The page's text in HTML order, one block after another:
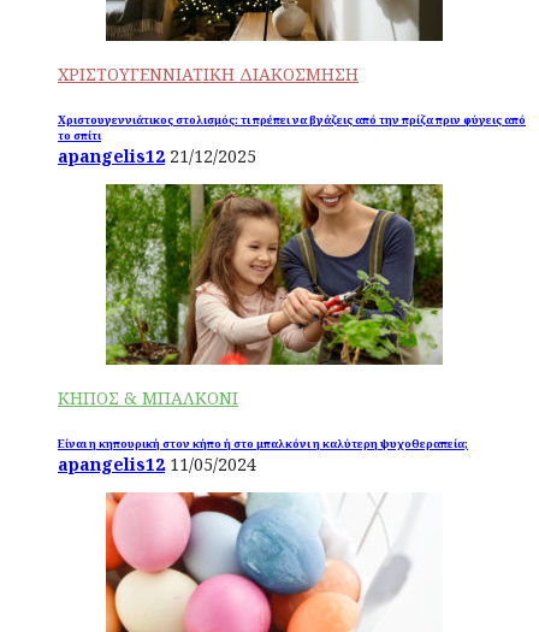
ΧΡΙΣΤΟΥΓΕΝΝΙΑΤΙΚΗ ΔΙΑΚΟΣΜΗΣΗ
Χριστουγεννιάτικος στολισμός: τι πρέπει να βγάζεις από την πρίζα πριν φύγεις από
το σπίτι
apangelis12 21/12/2025
ΚΗΠΟΣ & ΜΠΑΛΚΟΝΙ
Είναι η κηπουρική στον κήπο ή στο μπαλκόνι η καλύτερη ψυχοθεραπεία;
apangelis12 11/05/2024